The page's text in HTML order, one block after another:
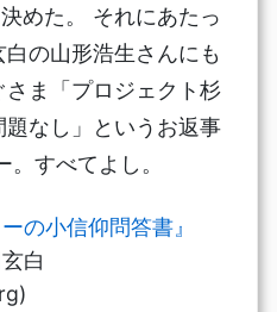
めた。 それにあたっ
の山形浩生さんにも
さま「プロジェクト杉
なし」というお返事
すべてよし。
の小信仰問答書』
白